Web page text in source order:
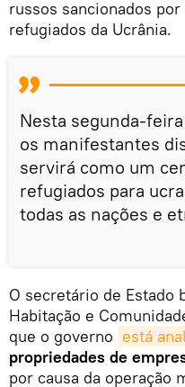
russos sancionados
refugiados da Ucrânia.
Nesta segunda-
os manifestantes
servirá como um
refugiados para
todas as nações e
O secretário de Estado
Habitação e
que o governo está
propriedades de
por causa da operação